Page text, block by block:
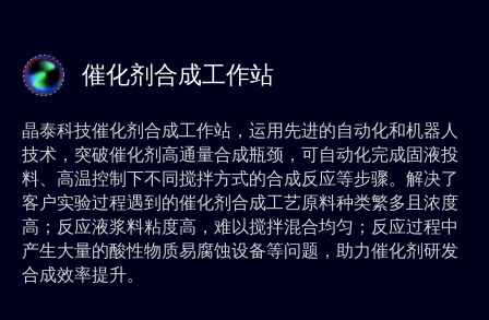
催化剂合成工作站
晶泰科技催化剂合成工作站，运用先进的自动化和机器人
技术，突破催化剂高通量合成瓶颈，可自动化完成固液投
料、高温控制下不同搅拌方式的合成反应等步骤。解决了
客户实验过程遇到的催化剂合成工艺原料种类繁多且浓度
高；反应液浆料粘度高，难以搅拌混合均匀；反应过程中
产生大量的酸性物质易腐蚀设备等问题，助力催化剂研发
合成效率提升。